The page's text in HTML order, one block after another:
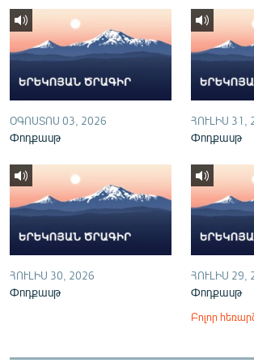
English
Русский
ՀԵՏԵՎԵՔ ՄԵԶ
«Ազատության» բոլոր կայքերը
ՕԳՈՍՏՈՍ 03, 2026
Փոդքասթ
ՀՈՒԼԻՍ 31,
Փոդքասթ
ՀՈՒԼԻՍ 30, 2026
Փոդքասթ
ՀՈՒԼԻՍ 29,
Փոդքասթ
Բոլոր